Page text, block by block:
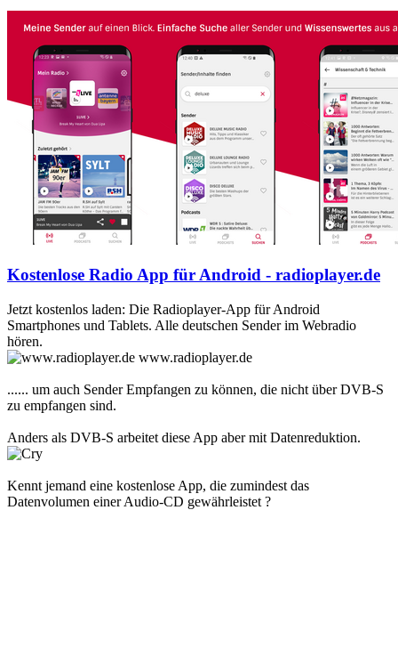
Kostenlose Radio App für Android - radioplayer.de
Jetzt kostenlos laden: Die Radioplayer-App für Android
Smartphones und Tablets. Alle deutschen Sender im Webradio
hören.
www.radioplayer.de
...... um auch Sender Empfangen zu können, die nicht über DVB-S
zu empfangen sind.
Anders als DVB-S arbeitet diese App aber mit Datenreduktion.
Kennt jemand eine kostenlose App, die zumindest das
Datenvolumen einer Audio-CD gewährleistet ?